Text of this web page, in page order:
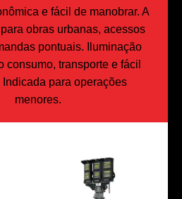
e fácil de manobrar. A
obras urbanas, acessos
pontuais. Iluminação
consumo, transporte e fácil
Indicada para operações
menores.